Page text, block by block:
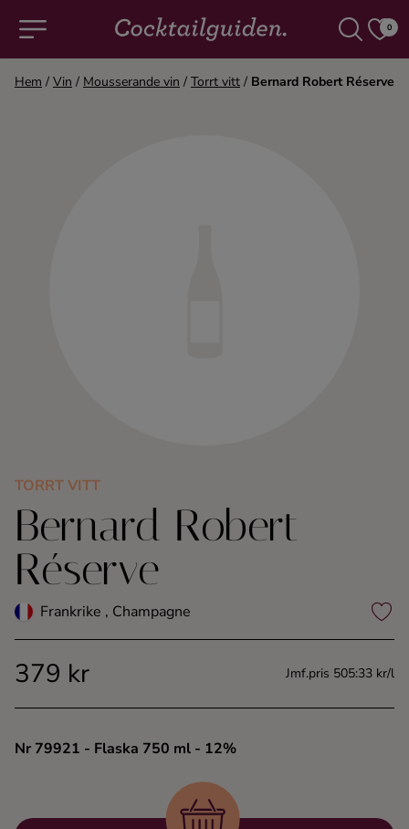
0
Konjak
Likör
Rom
Tequila
Hem / Vin / Mousserande vin / Torrt vitt / Bernard Robert Réserve
TORRT VITT
Bernard Robert
Réserve
Frankrike , Champagne
379 kr Jmf.pris 505:33 kr/l
Nr 79921 - Flaska 750 ml - 12%